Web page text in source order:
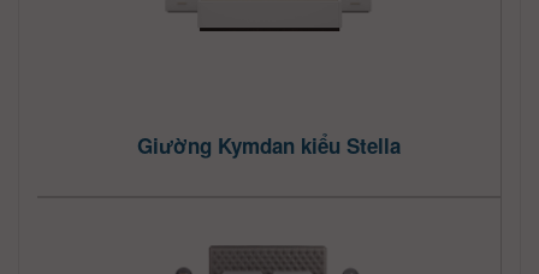
Giường Kymdan kiểu Stella